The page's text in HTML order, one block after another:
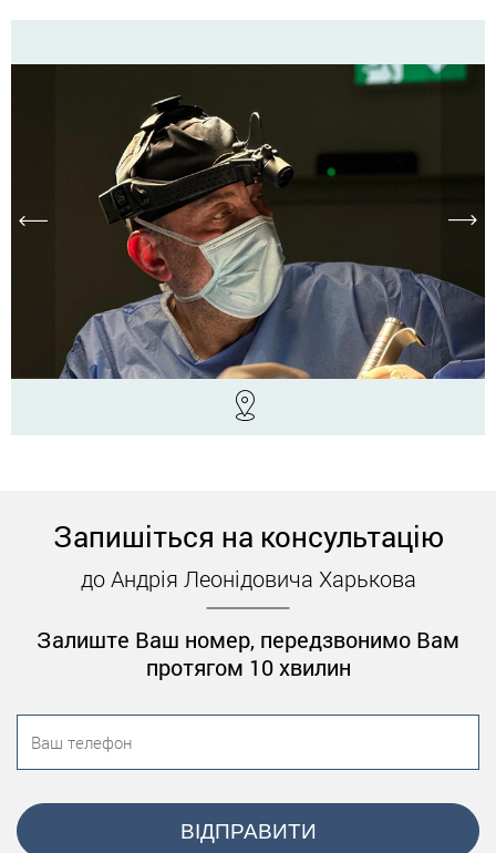
Запишіться на консультацію
до Андрія Леонідовича Харькова
Залиште Ваш номер, передзвонимо Вам
протягом 10 хвилин
ВІДПРАВИТИ